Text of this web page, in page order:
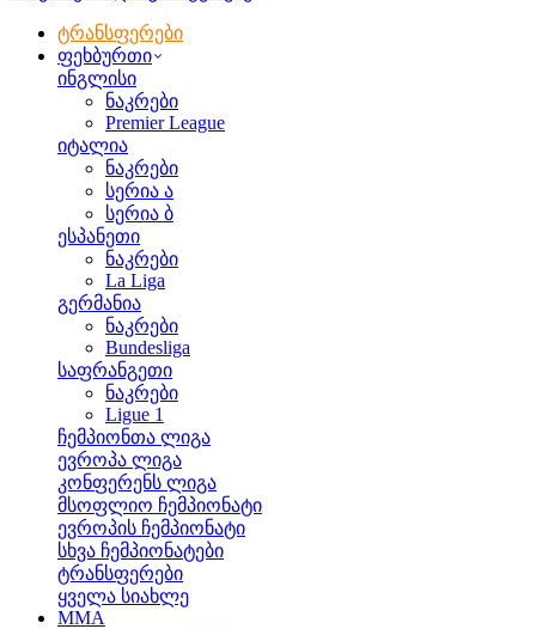
ტრანსფერები
ფეხბურთი
ინგლისი
ნაკრები
Premier League
იტალია
ნაკრები
სერია ა
სერია ბ
ესპანეთი
ნაკრები
La Liga
გერმანია
ნაკრები
Bundesliga
საფრანგეთი
ნაკრები
Ligue 1
ჩემპიონთა ლიგა
ევროპა ლიგა
კონფერენს ლიგა
მსოფლიო ჩემპიონატი
ევროპის ჩემპიონატი
სხვა ჩემპიონატები
ტრანსფერები
ყველა სიახლე
MMA